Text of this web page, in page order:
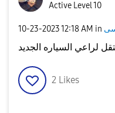
Active Level 10
‎10-23-202312:18 AM in
لراعي السياره الجديد
2 Likes